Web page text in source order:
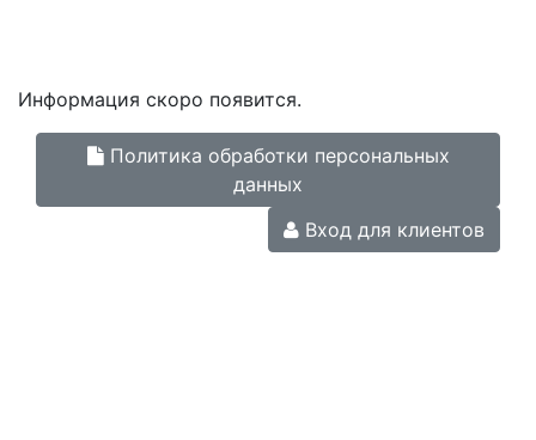
Информация скоро появится.
Политика обработки персональных
данных
Вход для клиентов